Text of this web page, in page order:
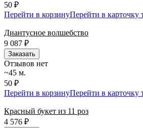
50 ₽
Перейти в корзинуПерейти в карточку
Диантусное волшебство
9 087 ₽
Заказать
Отзывов нет
~45 м.
50 ₽
Перейти в корзинуПерейти в карточку
Красный букет из 11 роз
4 576 ₽